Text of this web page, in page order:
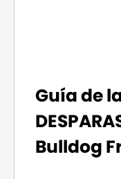
Guía de
Bulldog